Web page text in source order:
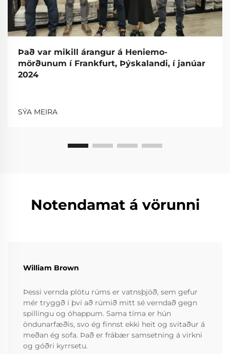
Það var mikill árangur á Heniemo-
mörðunum í Frankfurt, Þýskalandi, í janúar
2024
SÝA MEIRA
Notendamat á vörunni
William Brown
Þessi vernda plötu rúms er vatnsþjöð, sem gefur
mér tryggð í því að rúmið mitt sé verndað gegn
spillingu og óhappum. Sama tíma er hún
öndunarfæðis, svo ég finnst ekki heit og svitaður á
meðan ég sofa. Það er frábær samsetning á virkni
og góðri kyrrsetu.